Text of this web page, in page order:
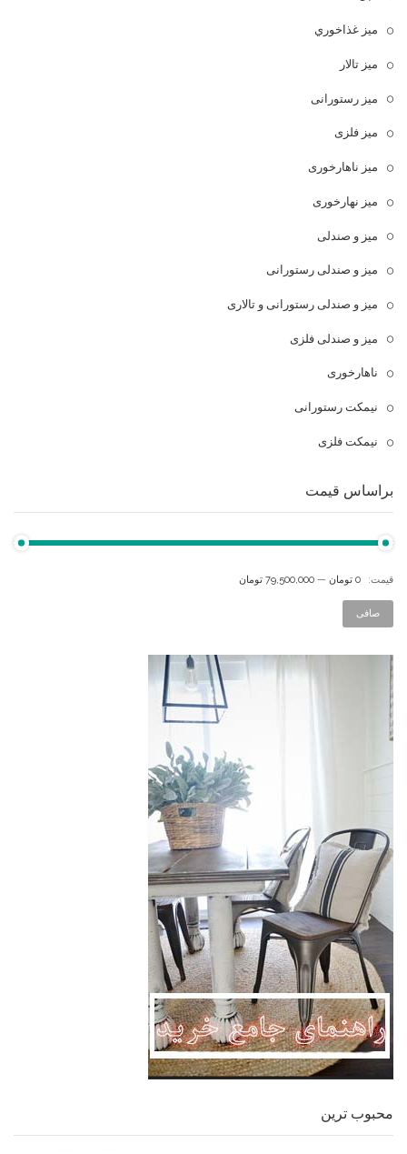
ميز غذاخوري
میز تالار
میز رستورانی
میز فلزی
میز ناهارخوری
میز نهارخوری
میز و صندلی
میز و صندلی رستورانی
میز و صندلی رستورانی و تالاری
میز و صندلی فلزی
ناهارخوری
نیمکت رستورانی
نیمکت فلزی
براساس قیمت
صافی
قيمت: 0 تومان — 79,500,000 تومان
محبوب ترین